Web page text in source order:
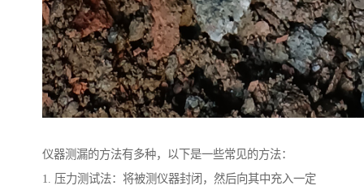
仪器测漏的方法有多种，以下是一些常见的方法：
1. 压力测试法：将被测仪器封闭，然后向其中充入一定